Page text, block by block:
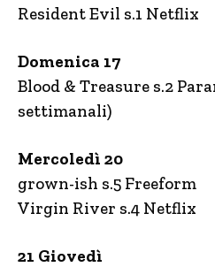
Resident Evil s.1 Netflix
Domenica 17
Blood & Treasure s.2
settimanali)
Mercoledì 20
grown-ish s.5 Freeform
Virgin River s.4 Netflix
21 Giovedì